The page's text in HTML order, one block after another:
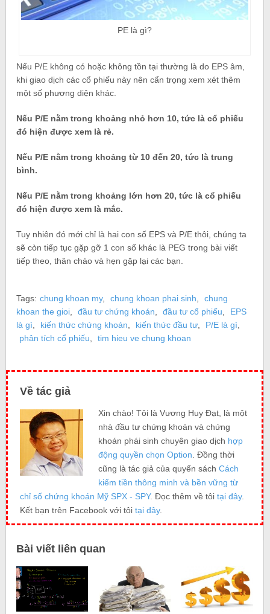
PE là gì?
Nếu P/E không có hoặc không tồn tại thường là do EPS âm,
khi giao dịch các cổ phiếu này nên cẩn trọng xem xét thêm
một số phương diện khác.
Nếu P/E nằm trong khoảng nhỏ hơn 10, tức là cổ phiếu
đó hiện được xem là rẻ.
Nếu P/E nằm trong khoảng từ 10 đến 20, tức là trung
bình.
Nếu P/E nằm trong khoảng lớn hơn 20, tức là cổ phiếu
đó hiện được xem là mắc.
Tuy nhiên đó mới chỉ là hai con số EPS và P/E thôi, chúng ta
sẽ còn tiếp tục gặp gỡ 1 con số khác là PEG trong bài viết
tiếp theo, thân chào và hẹn gặp lại các bạn.
Tags: chung khoan my, chung khoan phai sinh,
chung
khoan the gioi, đầu tư chứng khoán, đầu tư cổ phiếu,
EPS
là gì, kiến thức chứng khoán, kiến thức đầu tư, P/E là gì,
phân tích cổ phiếu, tim hieu ve chung khoan
Về tác giả
Xin chào! Tôi là Vương Huy Đạt, là một
nhà đầu tư chứng khoán và chứng
khoán phái sinh chuyên giao dịch hợp
động quyền chọn Option. Đồng thời
cũng là tác giả của quyển sách Cách
kiếm tiền thông minh và bền vững từ
chỉ số chứng khoán Mỹ SPX - SPY. Đọc thêm về tôi tại đây.
Kết bạn trên Facebook với tôi tại đây.
Bài viết liên quan